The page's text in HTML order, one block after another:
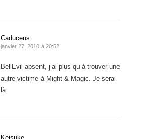
Caduceus
janvier 27, 2010 à 20:52
BellEvil absent, j’ai plus qu’à trouver une
autre victime à Might & Magic. Je serai
là.